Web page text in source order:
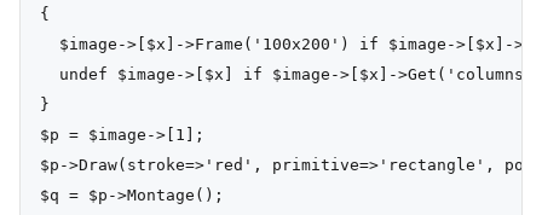
{
$image->[$x]->Frame('100x200') if $image->[$x]-
undef $image->[$x] if $image->[$x]-
}
$p = $image->[1];
$p->Draw(stroke=>'red', primitive=>'rectangle',
$q = $p->Montage();